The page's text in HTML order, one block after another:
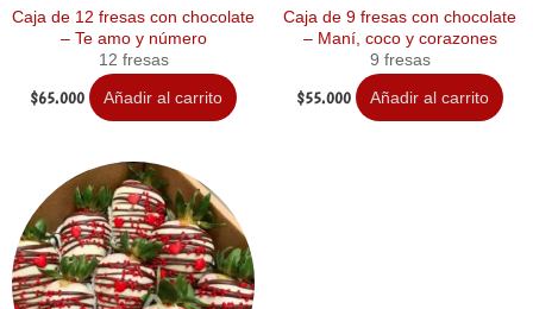
Caja de 12 fresas con chocolate
– Te amo y número
12 fresas
$65.000 Añadir al carrito
Caja de 9 fresas con chocolate
– Maní, coco y corazones
9 fresas
$55.000 Añadir al carrito